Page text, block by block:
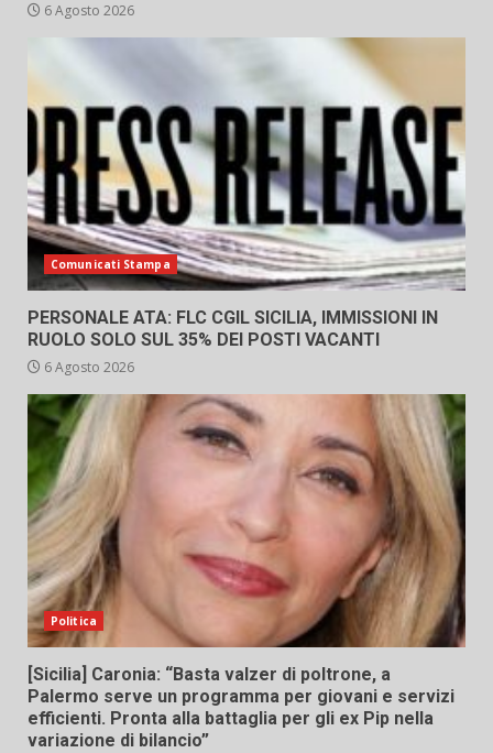
6 Agosto 2026
Comunicati Stampa
PERSONALE ATA: FLC CGIL SICILIA, IMMISSIONI IN
RUOLO SOLO SUL 35% DEI POSTI VACANTI
6 Agosto 2026
Politica
[Sicilia] Caronia: “Basta valzer di poltrone, a
Palermo serve un programma per giovani e servizi
efficienti. Pronta alla battaglia per gli ex Pip nella
variazione di bilancio”